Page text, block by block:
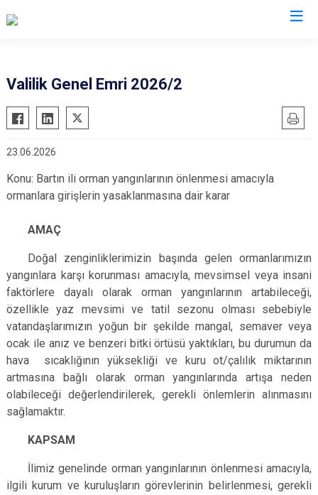
Valilik Genel Emri 2026/2
23.06.2026
Konu: Bartın ili orman yangınlarının önlenmesi amacıyla
ormanlara girişlerin yasaklanmasına dair karar
AMAÇ
Doğal zenginliklerimizin başında gelen ormanlarımızın
yangınlara karşı korunması amacıyla, mevsimsel veya insani
faktörlere dayalı olarak orman yangınlarının artabileceği,
özellikle yaz mevsimi ve tatil sezonu olması sebebiyle
vatandaşlarımızın yoğun bir şekilde mangal, semaver veya
ocak ile anız ve benzeri bitki örtüsü yaktıkları, bu durumun da
hava sıcaklığının yüksekliği ve kuru ot/çalılık miktarının
artmasına bağlı olarak orman yangınlarında artışa neden
olabileceği değerlendirilerek, gerekli önlemlerin alınmasını
sağlamaktır.
KAPSAM
İlimiz genelinde orman yangınlarının önlenmesi amacıyla,
ilgili kurum ve kuruluşların görevlerinin belirlenmesi, gerekli